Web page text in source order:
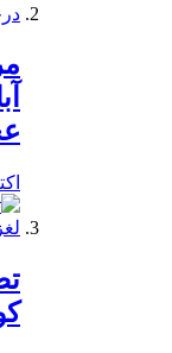
اکتبر